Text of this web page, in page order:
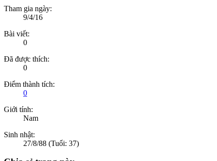
Tham gia ngày:
9/4/16
Bài viết:
0
Đã được thích:
0
Điểm thành tích:
0
Giới tính:
Nam
Sinh nhật:
27/8/88 (Tuổi: 37)